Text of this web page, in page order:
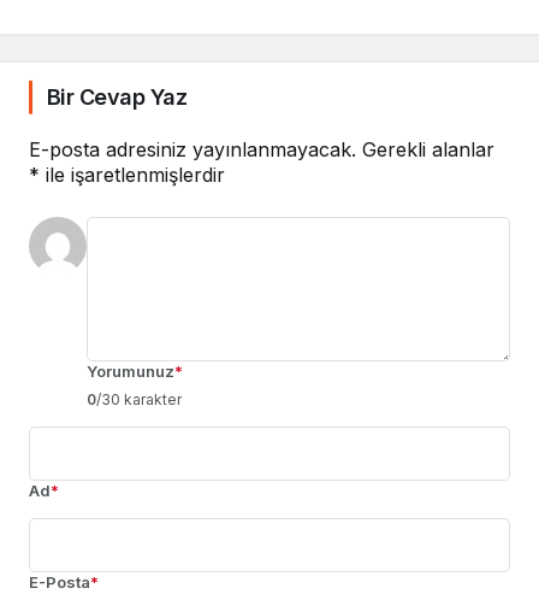
Bir Cevap Yaz
E-posta adresiniz yayınlanmayacak. Gerekli alanlar
* ile işaretlenmişlerdir
Yorumunuz*
0/30 karakter
Ad*
E-Posta*